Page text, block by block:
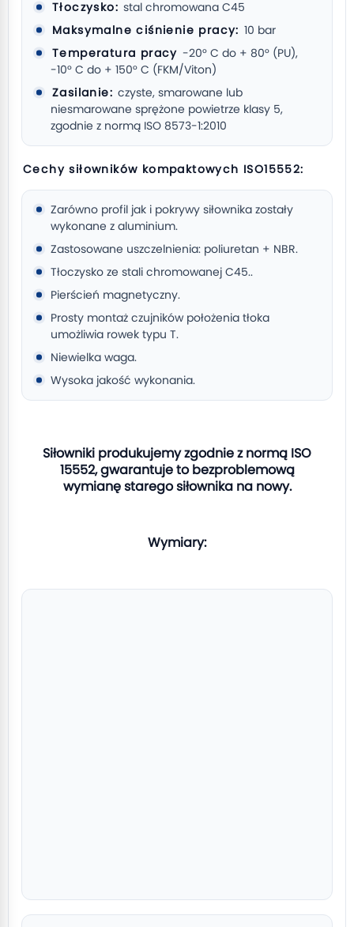
Tłoczysko: stal chromowana C45
Maksymalne ciśnienie pracy: 10 bar
Temperatura pracy -20° C do + 80° (PU),
-10° C do + 150° C (FKM/Viton)
Zasilanie: czyste, smarowane lub
niesmarowane sprężone powietrze klasy 5,
zgodnie z normą ISO 8573-1:2010
Cechy siłowników kompaktowych ISO15552:
Zarówno profil jak i pokrywy siłownika zostały
wykonane z aluminium.
Zastosowane uszczelnienia: poliuretan + NBR.
Tłoczysko ze stali chromowanej C45..
Pierścień magnetyczny.
Prosty montaż czujników położenia tłoka
umożliwia rowek typu T.
Niewielka waga.
Wysoka jakość wykonania.
Siłowniki produkujemy zgodnie z normą ISO
15552, gwarantuje to bezproblemową
wymianę starego siłownika na nowy.
Wymiary: